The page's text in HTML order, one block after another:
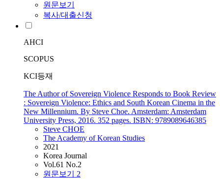
원문보기
복사/대출신청
AHCI
SCOPUS
KCI등재
The Author of Sovereign Violence Responds to Book Review
: Sovereign Violence: Ethics and South Korean Cinema in the
New Millennium. By Steve Choe. Amsterdam: Amsterdam
University Press, 2016. 352 pages. ISBN: 9789089646385
Steve CHOE
The Academy of Korean Studies
2021
Korea Journal
Vol.61 No.2
원문보기 2